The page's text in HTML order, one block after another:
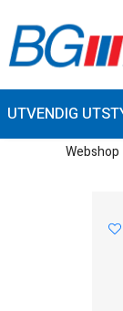
UTVENDIG
Webshop